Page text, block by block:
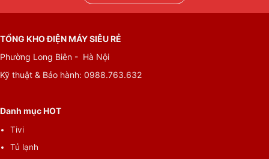
TỔNG KHO ĐIỆN MÁY SIÊU RẺ
Phường Long Biên - Hà Nội
Kỹ thuật & Bảo hành: 0988.763.632
Danh mục HOT
Tivi
Tủ lạnh